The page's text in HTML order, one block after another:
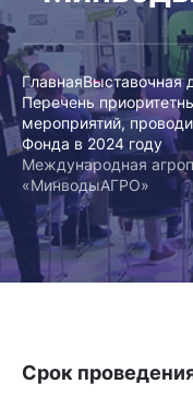
ГлавнаяВыставочная
Перечень
мероприятий,
Фонда в 2024 году
Международная
«МинводыАГРО»
Срок